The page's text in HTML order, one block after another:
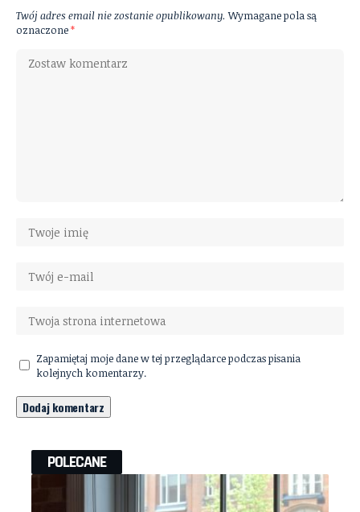
Twój adres email nie zostanie opublikowany. Wymagane pola są
oznaczone*
Zapamiętaj moje dane w tej przeglądarce podczas pisania
kolejnych komentarzy.
POLECANE